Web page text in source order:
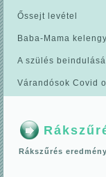
Őssejt levétel
Baba-Mama
A szülés
Várandósok Covid
Rákszűrés